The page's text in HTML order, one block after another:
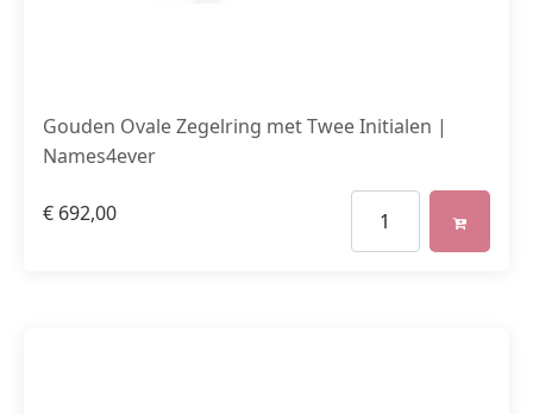
Gouden Ovale Zegelring met Twee Initialen |
Names4ever
€ 692,00